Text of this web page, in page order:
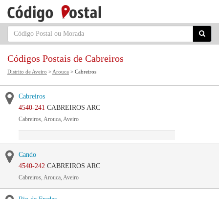
Códigos Postais de Cabreiros
Distrito de Aveiro > Arouca > Cabreiros
Cabreiros
4540-241 CABREIROS ARC
Cabreiros, Arouca, Aveiro
Cando
4540-242 CABREIROS ARC
Cabreiros, Arouca, Aveiro